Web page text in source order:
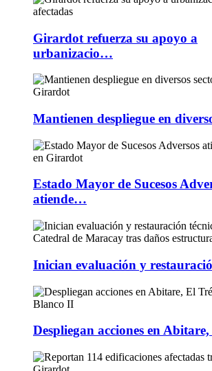
Girardot refuerza su apoyo a
urbanizacio…
Mantienen despliegue en
Estado Mayor de Sucesos
atiende…
Inician evaluación y
Despliegan acciones en